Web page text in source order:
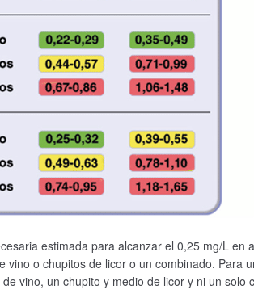
estimada para alcanzar el 0,25 mg/L en
vino o chupitos de licor o un combinado. Para
vino, un chupito y medio de licor y ni un solo